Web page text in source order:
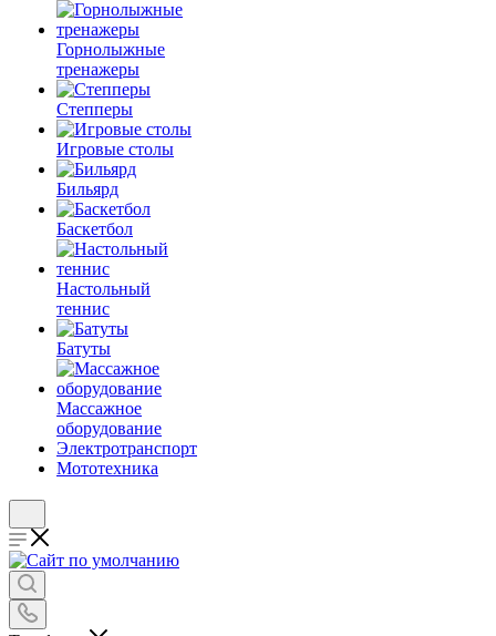
Горнолыжные
тренажеры
Степперы
Игровые столы
Бильярд
Баскетбол
Настольный
теннис
Батуты
Массажное
оборудование
Электротранспорт
Мототехника